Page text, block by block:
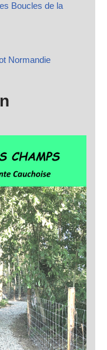
Boucles de la
Normandie